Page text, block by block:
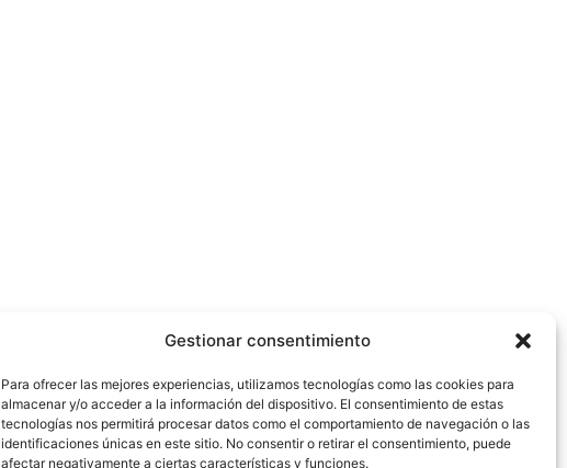
Gestionar consentimiento
Para ofrecer las mejores experiencias, utilizamos tecnologías como las cookies para
almacenar y/o acceder a la información del dispositivo. El consentimiento de estas
tecnologías nos permitirá procesar datos como el comportamiento de navegación o las
identificaciones únicas en este sitio. No consentir o retirar el consentimiento, puede
afectar negativamente a ciertas características y funciones.